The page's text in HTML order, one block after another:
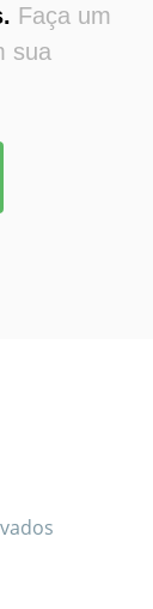
Faça um
sua